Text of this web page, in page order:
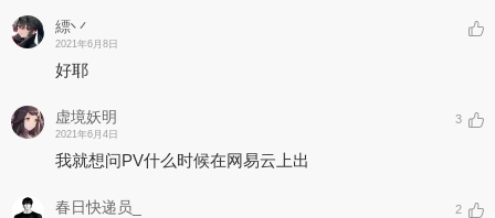
縹丷
2021年6月8日
好耶
虚境妖明
2021年6月4日
3
我就想问PV什么时候在网易云上出
春日快递员_ 2